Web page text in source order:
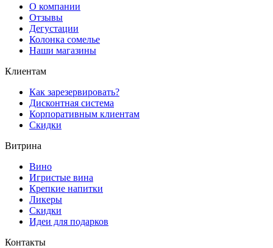
О компании
Отзывы
Дегустации
Колонка сомелье
Наши магазины
Клиентам
Как зарезервировать?
Дисконтная система
Корпоративным клиентам
Скидки
Витрина
Вино
Игристые вина
Крепкие напитки
Ликеры
Скидки
Идеи для подарков
Контакты